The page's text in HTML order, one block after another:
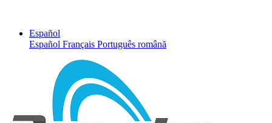
Español
Español Français Português română